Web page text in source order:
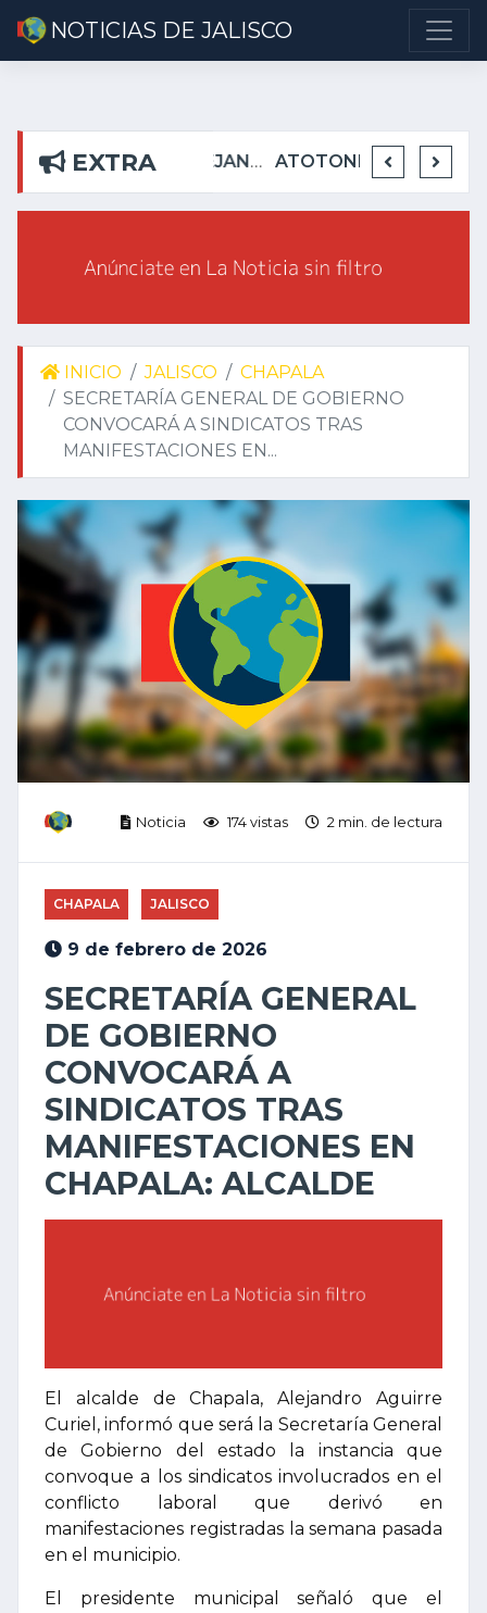
NOTICIAS DE JALISCO
EXTRA
DETIENEN EN TEUCHITLÁN A PRESUNTOS INTEGRANTES DE GRUPO DELICTIVO ATOTONILQUILLO INSEGURO Y AL VIRREY NO LE IMPORTA
INICIO JALISCO
CHAPALA
SECRETARÍA GENERAL DE GOBIERNO
CONVOCARÁ A SINDICATOS TRAS
MANIFESTACIONES EN...
Noticia 174 vistas 2 min. de lectura
CHAPALA JALISCO
9 de febrero de 2026
SECRETARÍA GENERAL
DE GOBIERNO
CONVOCARÁ A
SINDICATOS TRAS
MANIFESTACIONES EN
CHAPALA: ALCALDE
El alcalde de Chapala, Alejandro Aguirre
Curiel, informó que será la Secretaría General
de Gobierno del estado la instancia que
convoque a los sindicatos involucrados en el
conflicto laboral que derivó en
manifestaciones registradas la semana pasada
en el municipio.
El presidente municipal señaló que el